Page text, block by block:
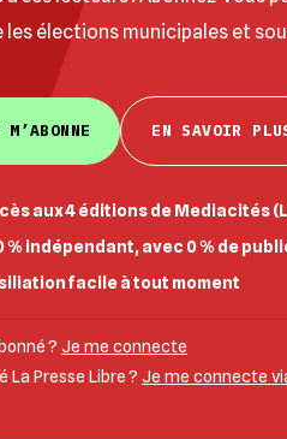
les élections municipales et
EN SAVOIR
aux 4 éditions de Mediacités
% indépendant, avec 0 % de
facile à tout moment
? Je me connecte
La Presse Libre ? Je me connecte